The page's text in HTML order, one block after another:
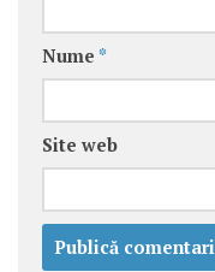
Nume *
Site web